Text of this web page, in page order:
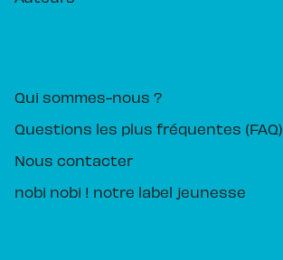
Qui sommes-nous ?
Questions les plus fréquentes (FAQ)
Nous contacter
nobi nobi ! notre label jeunesse